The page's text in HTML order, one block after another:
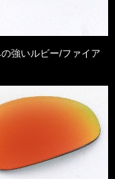
強いルビー/ファイア